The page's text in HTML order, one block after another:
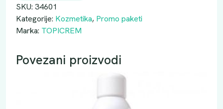
SKU: 34601
Kategorije: Kozmetika, Promo paketi
Marka: TOPICREM
Povezani proizvodi